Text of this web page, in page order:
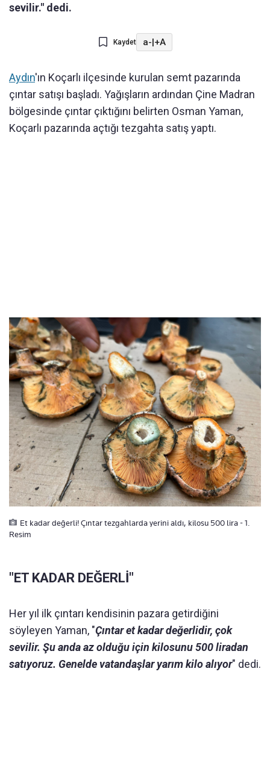
sevilir." dedi.
Kaydet a-|+A
Aydın'ın Koçarlı ilçesinde kurulan semt pazarında
çıntar satışı başladı. Yağışların ardından Çine Madran
bölgesinde çıntar çıktığını belirten Osman Yaman,
Koçarlı pazarında açtığı tezgahta satış yaptı.
Et kadar değerli! Çıntar tezgahlarda yerini aldı, kilosu 500 lira - 1.
Resim
"ET KADAR DEĞERLİ"
Her yıl ilk çıntarı kendisinin pazara getirdiğini
söyleyen Yaman, "Çıntar et kadar değerlidir, çok
sevilir. Şu anda az olduğu için kilosunu 500 liradan
satıyoruz. Genelde vatandaşlar yarım kilo alıyor" dedi.